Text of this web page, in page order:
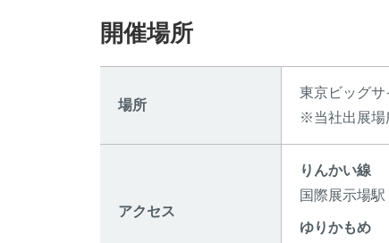
開催場所
場所
東京ビッグ
※当社出展
アクセス
りんかい線
国際展示場
ゆりかもめ